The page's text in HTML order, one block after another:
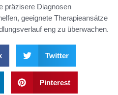
präzisere Diagnosen
geeignete Therapieansätze
eng zu überwachen.
Twitter
Pinterest